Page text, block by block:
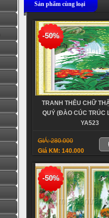
Sản phẩm cùng loại
-50%
TRANH THÊU CHỮ
QUÝ (ĐÀO CÚC TRÚC
YA523
GIÁ: 280.000
Giá KM: 140.000
-50%